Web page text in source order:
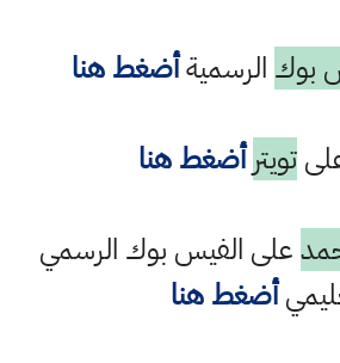
أضغط هنا
أضغط هنا
بوك الرسمي
هنا